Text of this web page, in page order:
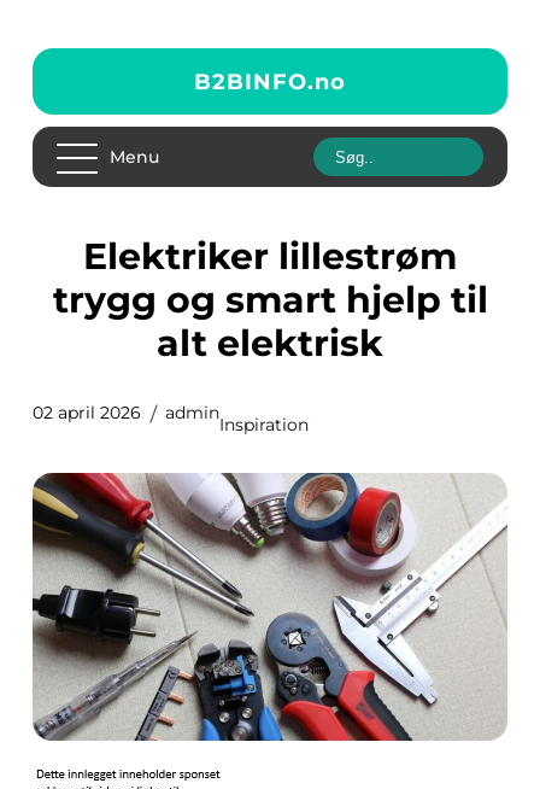
B2BINFO.no
Menu
Elektriker lillestrøm
trygg og smart hjelp til
alt elektrisk
02 april 2026 admin
Inspiration